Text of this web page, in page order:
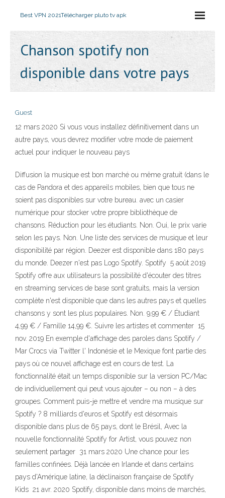
Best VPN 2021Télécharger pluto tv apk
Chanson spotify non
disponible dans votre pays
Guest
12 mars 2020 Si vous vous installez définitivement dans un
autre pays, vous devrez modifier votre mode de paiement
actuel pour indiquer le nouveau pays
Diffusion la musique est bon marché ou même gratuit (dans le
cas de Pandora et des appareils mobiles, bien que tous ne
soient pas disponibles sur votre bureau. avec un casier
numérique pour stocker votre propre bibliothèque de
chansons. Réduction pour les étudiants. Non. Oui, le prix varie
selon les pays. Non. Une liste des services de musique et leur
disponibilité par région. Deezer est disponible dans 180 pays
du monde. Deezer n'est pas Logo Spotify. Spotify 5 août 2019
Spotify offre aux utilisateurs la possibilité d'écouter des titres
en streaming services de base sont gratuits, mais la version
complète n'est disponible que dans les autres pays et quelles
chansons y sont les plus populaires. Non. 9,99 € / Étudiant
4,99 € / Famille 14,99 €. Suivre les artistes et commenter 15
nov. 2019 En exemple d'affichage des paroles dans Spotify /
Mar Crocs via Twitter l' Indonésie et le Mexique font partie des
pays où ce nouvel affichage est en cours de test. La
fonctionnalité était un temps disponible sur la version PC/Mac
de individuellement qui peut vous ajouter – ou non – à des
groupes. Comment puis-je mettre et vendre ma musique sur
Spotify ? 8 milliards d'euros et Spotify est désormais
disponible dans plus de 65 pays, dont le Brésil, Avec la
nouvelle fonctionnalité Spotify for Artist, vous pouvez non
seulement partager 31 mars 2020 Une chance pour les
familles confinées. Déjà lancée en Irlande et dans certains
pays d'Amérique latine, la déclinaison française de Spotify
Kids 21 avr. 2020 Spotify, disponible dans moins de marchés,